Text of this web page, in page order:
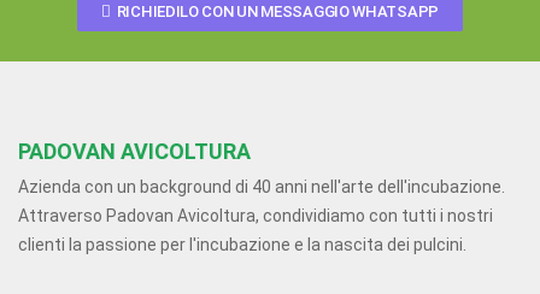
RICHIEDILO CON UN MESSAGGIO WHATSAPP
PADOVAN AVICOLTURA
Azienda con un background di 40 anni nell'arte dell'incubazione.
Attraverso Padovan Avicoltura, condividiamo con tutti i nostri
clienti la passione per l'incubazione e la nascita dei pulcini.